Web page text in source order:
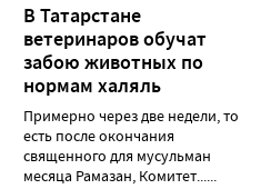
В Татарстане
ветеринаров обучат
забою животных по
нормам халяль
Примерно через две недели, то
есть после окончания
священного для мусульман
месяца Рамазан, Комитет......